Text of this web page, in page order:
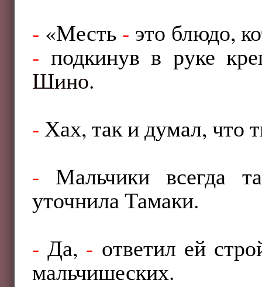
- «Месть - это блюдо,
- подкинув в руке
Шино.
-Хах, так и думал, что
- Мальчики всегда
уточнила Тамаки.
- Да, - ответил ей
мальчишеских.